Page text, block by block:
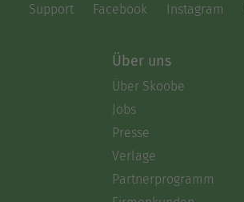
Support Facebook Instagram
Über uns
Über Skoobe
Jobs
Presse
Verlage
Partnerprogramm